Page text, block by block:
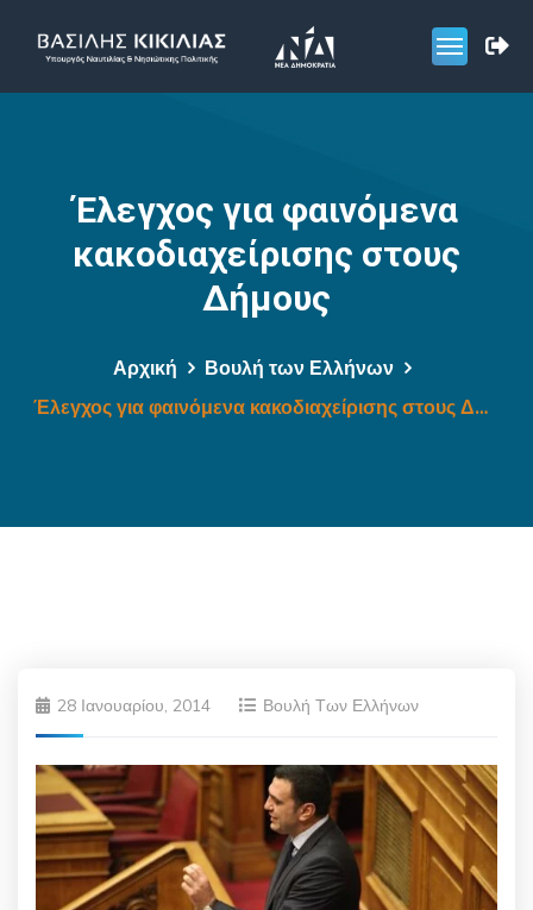
Έλεγχος για φαινόμενα
κακοδιαχείρισης στους
Δήμους
Αρχική
Βουλή των Ελλήνων
Έλεγχος για φαινόμενα κακοδιαχείρισης στους Δήμους
28 Ιανουαρίου, 2014 Βουλή Των Ελλήνων